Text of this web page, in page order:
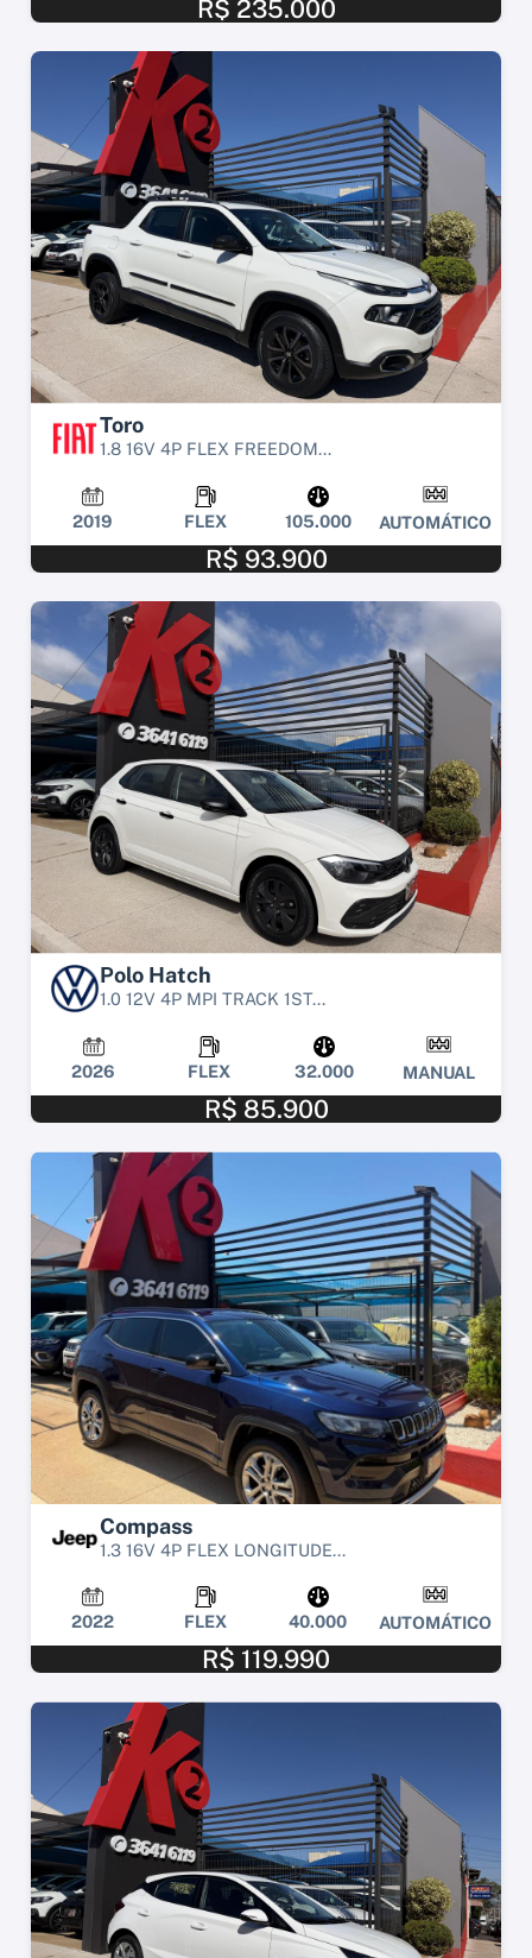
R$ 235.000
Toro
1.8 16V 4P FLEX FREEDOM...
2019 FLEX 105.000 AUTOMÁTICO
R$ 93.900
Polo Hatch
1.0 12V 4P MPI TRACK 1ST...
2026 FLEX 32.000 MANUAL
R$ 85.900
Compass
1.3 16V 4P FLEX LONGITUDE...
2022 FLEX 40.000 AUTOMÁTICO
R$ 119.990